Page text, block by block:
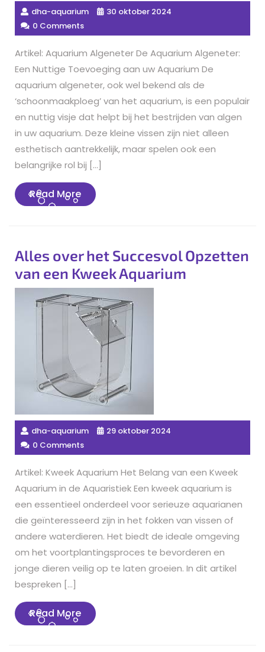
dha-aquarium
30 oktober 2024
0 Comments
Artikel: Aquarium Algeneter De Aquarium Algeneter:
Een Nuttige Toevoeging aan uw Aquarium De
aquarium algeneter, ook wel bekend als de
‘schoonmaakploeg’ van het aquarium, is een populair
en nuttig visje dat helpt bij het bestrijden van algen
in uw aquarium. Deze kleine vissen zijn niet alleen
esthetisch aantrekkelijk, maar spelen ook een
belangrijke rol bij […]
Read MoreRead
More
Alles over het Succesvol Opzetten
van een Kweek Aquarium
dha-aquarium
29 oktober 2024
0 Comments
Artikel: Kweek Aquarium Het Belang van een Kweek
Aquarium in de Aquaristiek Een kweek aquarium is
een essentieel onderdeel voor serieuze aquarianen
die geïnteresseerd zijn in het fokken van vissen of
andere waterdieren. Het biedt de ideale omgeving
om het voortplantingsproces te bevorderen en
jonge dieren veilig op te laten groeien. In dit artikel
bespreken […]
Read MoreRead
More